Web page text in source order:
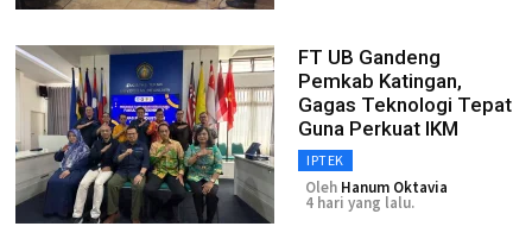
FT UB Gandeng
Pemkab Katingan,
Gagas Teknologi Tepat
Guna Perkuat IKM
IPTEK
Oleh Hanum Oktavia
4 hari yang lalu.